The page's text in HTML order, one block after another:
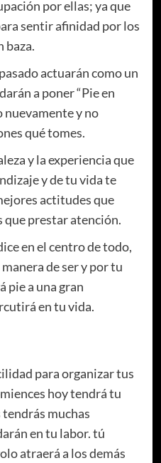
por ellas; ya que
sentir afinidad por los
baza.
actuarán como un
a poner “Pie en
nuevamente y no
qué tomes.
y la experiencia que
y de tu vida te
actitudes que
que prestar atención.
en el centro de todo,
de ser y por tu
pie a una gran
en tu vida.
para organizar tus
hoy tendrá tu
muchas
en tu labor. tú
atraerá a los demás